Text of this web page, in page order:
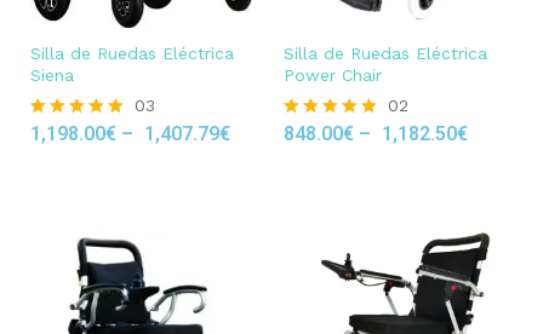
Silla de Ruedas Eléctrica
Siena
Rated
03
1,198.00€ – 1,407.79€
Silla de Ruedas Eléctrica
Power Chair
Rated
02
848.00€ – 1,182.50€